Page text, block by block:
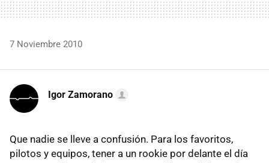
7 Noviembre 2010
Igor Zamorano
Que nadie se lleve a confusión. Para los favoritos,
pilotos y equipos, tener a un rookie por delante el día